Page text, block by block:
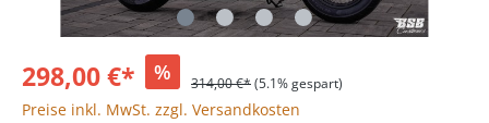
298,00 €* % 314,00 €*(5.1% gespart)
Preise inkl. MwSt. zzgl. Versandkosten